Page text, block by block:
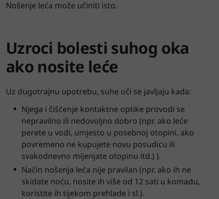
Nošenje leća može učiniti isto.
Uzroci bolesti suhog oka
ako nosite leće
Uz dugotrajnu upotrebu, suhe oči se javljaju kada:
Njega i čišćenje kontaktne optike provodi se
nepravilno ili nedovoljno dobro (npr. ako leće
perete u vodi, umjesto u posebnoj otopini, ako
povremeno ne kupujete novu posudicu ili
svakodnevno mijenjate otopinu itd.) ).
Način nošenja leća nije pravilan (npr. ako ih ne
skidate noću, nosite ih više od 12 sati u komadu,
koristite ih tijekom prehlade i sl.).